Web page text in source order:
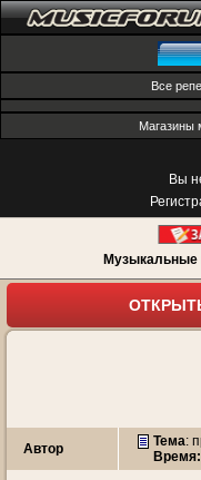
Все
Магазины
Вы
Музыкальные
Автор Тема:
Время: